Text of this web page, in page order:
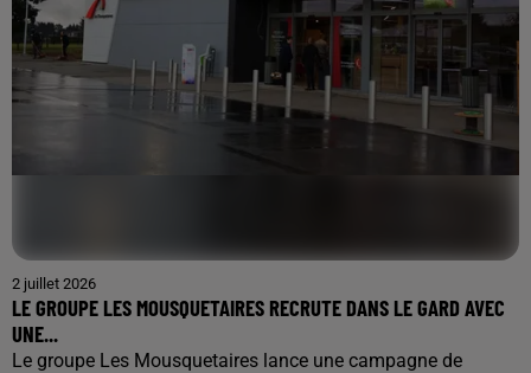
2 juillet 2026
LE GROUPE LES MOUSQUETAIRES RECRUTE DANS LE GARD AVEC
UNE...
Le groupe Les Mousquetaires lance une campagne de